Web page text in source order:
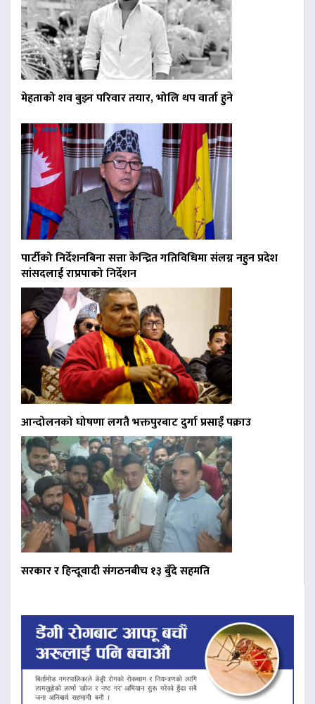
मेहताको शव बुझ्न परिवार तयार, भोलि थप वार्ता हुने
पार्टीको निर्देशनबिना सत्ता केन्द्रित गतिविधिमा संलग्न नहुन प्रदेश
सांसदलाई राप्रपाको निर्देशन
आन्दोलनको घोषणा लगतै भक्तपुरबाट दुर्गा प्रसाईं पक्राउ
सरकार र हिन्दूवादी संगठनबीच १३ बुँदे सहमति